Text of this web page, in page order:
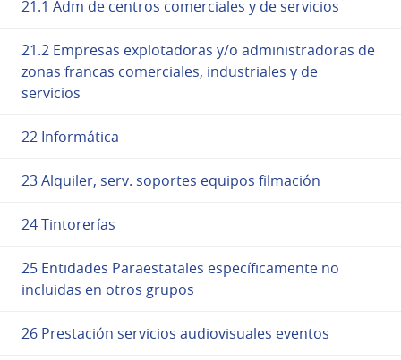
21.1 Adm de centros comerciales y de servicios
21.2 Empresas explotadoras y/o administradoras de
zonas francas comerciales, industriales y de
servicios
22 Informática
23 Alquiler, serv. soportes equipos filmación
24 Tintorerías
25 Entidades Paraestatales específicamente no
incluidas en otros grupos
26 Prestación servicios audiovisuales eventos